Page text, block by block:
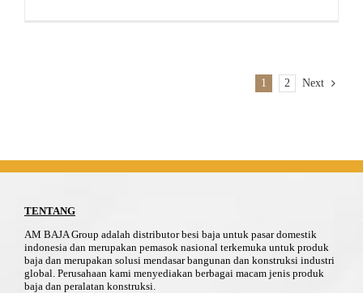
1 2 Next
TENTANG
AM BAJA Group adalah distributor besi baja untuk pasar domestik
indonesia dan merupakan pemasok nasional terkemuka untuk produk
baja dan merupakan solusi mendasar bangunan dan konstruksi industri
global. Perusahaan kami menyediakan berbagai macam jenis produk
baja dan peralatan konstruksi.